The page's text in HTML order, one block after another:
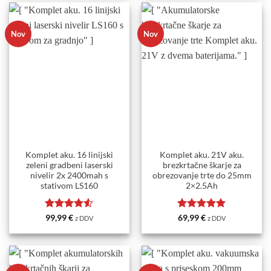
74,99 €.
59,99 €.
Nov
Komplet aku. 16 linijski
zeleni gradbeni laserski
nivelir 2x 2400mah s
stativom LS160
Ocenjeno
99,99€ z DDV
Nov
Komplet aku. 21V aku.
brezkrtačne škarje za
obrezovanje trte do 25mm
2×2.5Ah
Ocenjeno5
69,99€ z DDV